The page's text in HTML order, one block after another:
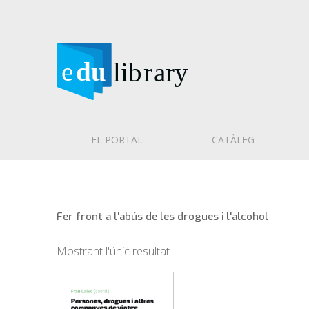
EL PORTAL CATÀLEG
Fer front a l'abús de les drogues i l'alcohol
Mostrant l'únic resultat